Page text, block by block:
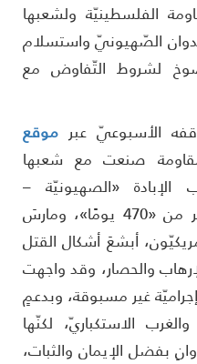
الفلسطينيّة ولشعبها
الصّهيونيّ واستسلام
لشروط التّفاوض مع
عبرموقع
صنعت مع شعبها
«الصهيونيّة –
الأمريكيّة» المتواصلة منذ أكثر من «470 يومًا»، ومارسَ
أبشعَ أشكال القتل
والحصار، وقد واجهت
غير مسبوقة، وبدعمٍ
الاستكباريّ، لكنّها
الإيمان والثبات،